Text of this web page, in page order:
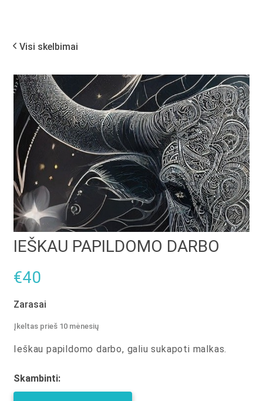
Visi skelbimai
IEŠKAU PAPILDOMO DARBO
€40
Zarasai
Įkeltas prieš 10 mėnesių
Ieškau papildomo darbo, galiu sukapoti malkas.
Skambinti: